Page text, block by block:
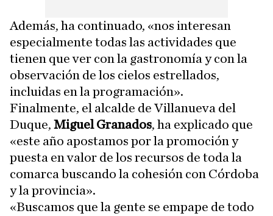
Además, ha continuado, «nos interesan
especialmente todas las actividades que
tienen que ver con la gastronomía y con la
observación de los cielos estrellados,
incluidas en la programación».
Finalmente, el alcalde de Villanueva del
Duque, Miguel Granados, ha explicado que
«este año apostamos por la promoción y
puesta en valor de los recursos de toda la
comarca buscando la cohesión con Córdoba
y la provincia».
«Buscamos que la gente se empape de todo